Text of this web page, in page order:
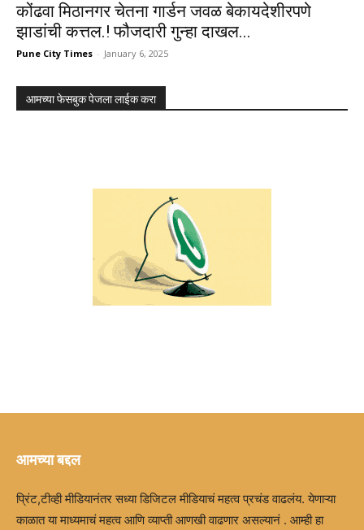
कोंढवा मिठानगर चेतना गार्डन जवळ बेकायदेशीरपणे
झाडांची कत्तल.! फौजदारी गुन्हा दाखल...
Pune City Times - January 6, 2025
आमच्या फेसबुक पेजला लाईक करा
आमच्या बद्दल
प्रिंट,टीव्ही मीडियानंतर सध्या डिजिटल मीडियाचं महत्व प्रचंड वाढलंय. येणाऱ्या
काळात या माध्यमाचं महत्व आणि व्याप्ती आणखी वाढणार असल्यानं . आम्ही हा